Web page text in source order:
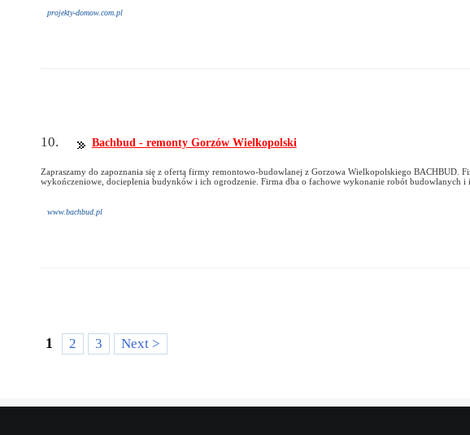
projekty-domow.com.pl
10. Bachbud - remonty Gorzów Wielkopolski
Zapraszamy do zapoznania się z ofertą firmy remontowo-budowlanej z Gorzowa Wielkopolskiego BACHBUD.
wykończeniowe, docieplenia budynków i ich ogrodzenie. Firma dba o fachowe wykonanie robót budowlanych i
www.bachbud.pl
1 2 3 Next >